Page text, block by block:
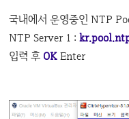
국내에서 운영중인 NTP
NTP Server 1 :
입력 후 OKEnter